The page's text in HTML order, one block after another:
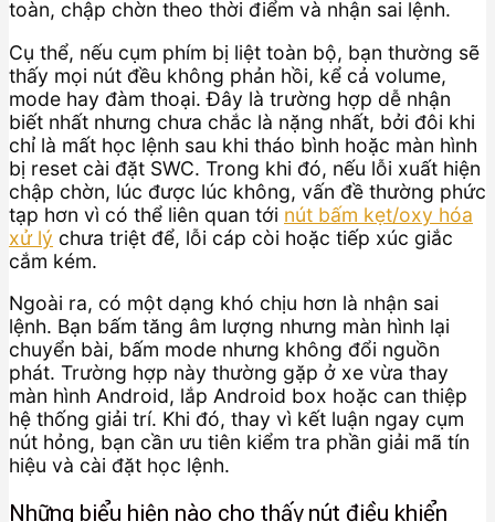
toàn, chập chờn theo thời điểm và nhận sai lệnh.
Cụ thể, nếu cụm phím bị liệt toàn bộ, bạn thường sẽ
thấy mọi nút đều không phản hồi, kể cả volume,
mode hay đàm thoại. Đây là trường hợp dễ nhận
biết nhất nhưng chưa chắc là nặng nhất, bởi đôi khi
chỉ là mất học lệnh sau khi tháo bình hoặc màn hình
bị reset cài đặt SWC. Trong khi đó, nếu lỗi xuất hiện
chập chờn, lúc được lúc không, vấn đề thường phức
tạp hơn vì có thể liên quan tới nút bấm kẹt/oxy hóa
xử lý chưa triệt để, lỗi cáp còi hoặc tiếp xúc giắc
cắm kém.
Ngoài ra, có một dạng khó chịu hơn là nhận sai
lệnh. Bạn bấm tăng âm lượng nhưng màn hình lại
chuyển bài, bấm mode nhưng không đổi nguồn
phát. Trường hợp này thường gặp ở xe vừa thay
màn hình Android, lắp Android box hoặc can thiệp
hệ thống giải trí. Khi đó, thay vì kết luận ngay cụm
nút hỏng, bạn cần ưu tiên kiểm tra phần giải mã tín
hiệu và cài đặt học lệnh.
Những biểu hiện nào cho thấy nút điều khiển